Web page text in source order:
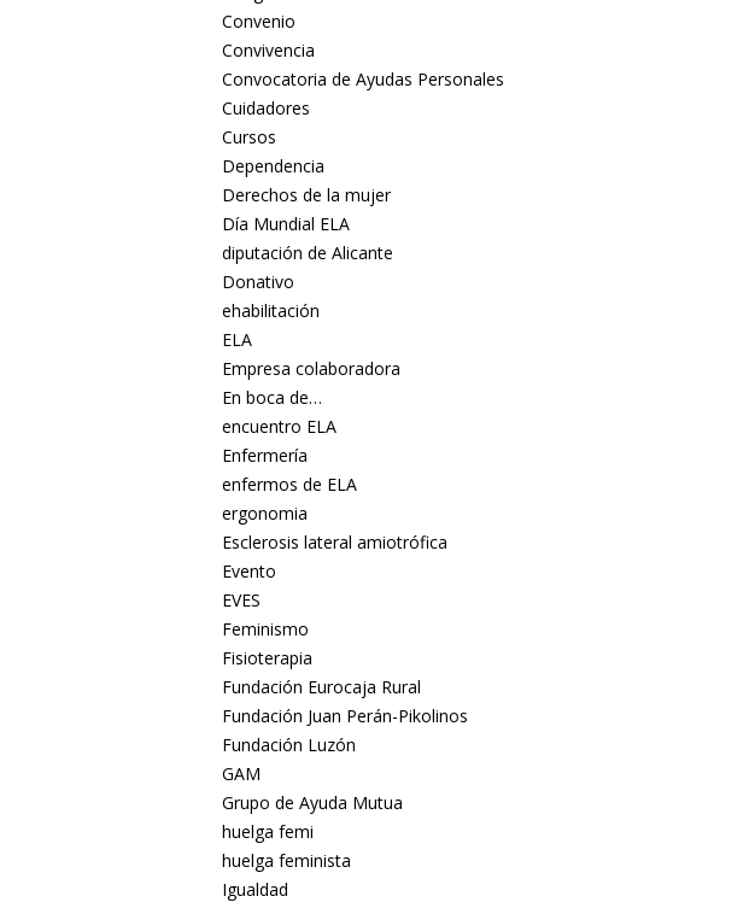
Convenio
Convivencia
Convocatoria de Ayudas Personales
Cuidadores
Cursos
Dependencia
Derechos de la mujer
Día Mundial ELA
diputación de Alicante
Donativo
ehabilitación
ELA
Empresa colaboradora
En boca de…
encuentro ELA
Enfermería
enfermos de ELA
ergonomia
Esclerosis lateral amiotrófica
Evento
EVES
Feminismo
Fisioterapia
Fundación Eurocaja Rural
Fundación Juan Perán-Pikolinos
Fundación Luzón
GAM
Grupo de Ayuda Mutua
huelga femi
huelga feminista
Igualdad